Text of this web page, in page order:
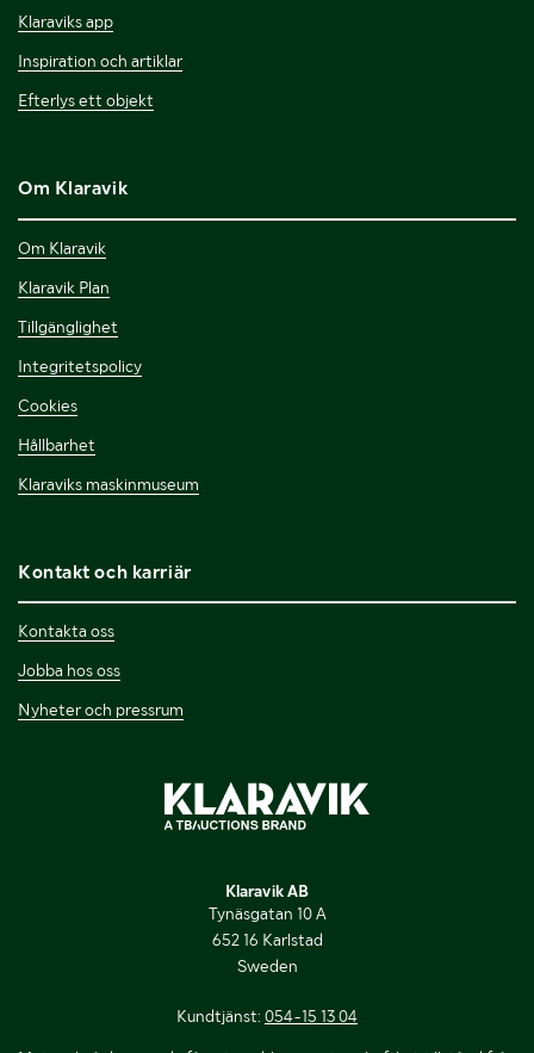
Klaraviks app
Inspiration och artiklar
Efterlys ett objekt
Om Klaravik
Om Klaravik
Klaravik Plan
Tillgänglighet
Integritetspolicy
Cookies
Hållbarhet
Klaraviks maskinmuseum
Kontakt och karriär
Kontakta oss
Jobba hos oss
Nyheter och pressrum
Klaravik AB
Tynäsgatan 10 A
652 16 Karlstad
Sweden
Kundtjänst: 054-15 13 04